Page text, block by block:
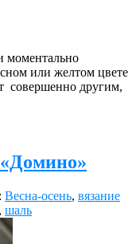
моментально
или желтом цвете
совершенно другим,
Весна-осень, вязание
, шаль